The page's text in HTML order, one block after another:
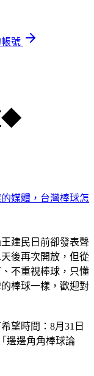
號
◆
媒體，台灣棒球怎
建民日前卻發表聲
後再次開放，但從
不重視棒球，只懂
棒球一樣，歡迎對
望時間：8月31日
邊邊角角棒球論